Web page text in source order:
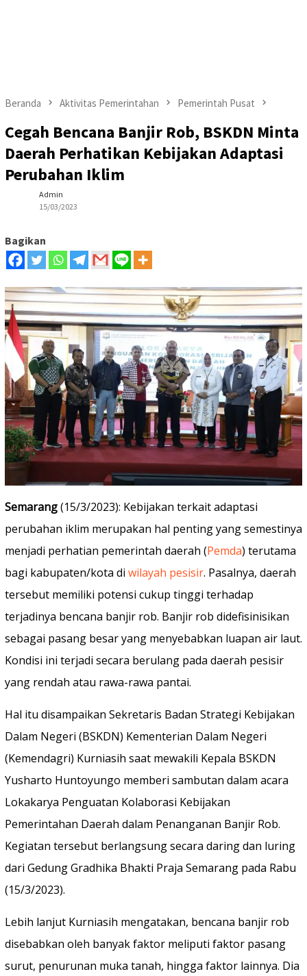
Beranda Aktivitas Pemerintahan Pemerintah Pusat
Cegah Bencana Banjir Rob, BSKDN Minta
Daerah Perhatikan Kebijakan Adaptasi
Perubahan Iklim
Admin
15/03/2023
Bagikan
Semarang(15/3/2023): Kebijakan terkait adaptasi
perubahan iklim merupakan hal penting yang semestinya
menjadi perhatian pemerintah daerah (Pemda) terutama
bagi kabupaten/kota di wilayah pesisir. Pasalnya, daerah
tersebut memiliki potensi cukup tinggi terhadap
terjadinya bencana banjir rob. Banjir rob didefisinisikan
sebagai pasang besar yang menyebabkan luapan air laut.
Kondisi ini terjadi secara berulang pada daerah pesisir
yang rendah atau rawa-rawa pantai.
Hal itu disampaikan Sekretaris Badan Strategi Kebijakan
Dalam Negeri (BSKDN) Kementerian Dalam Negeri
(Kemendagri) Kurniasih saat mewakili Kepala BSKDN
Yusharto Huntoyungo memberi sambutan dalam acara
Lokakarya Penguatan Kolaborasi Kebijakan
Pemerintahan Daerah dalam Penanganan Banjir Rob.
Kegiatan tersebut berlangsung secara daring dan luring
dari Gedung Gradhika Bhakti Praja Semarang pada Rabu
(15/3/2023).
Lebih lanjut Kurniasih mengatakan, bencana banjir rob
disebabkan oleh banyak faktor meliputi faktor pasang
surut, penurunan muka tanah, hingga faktor lainnya. Dia